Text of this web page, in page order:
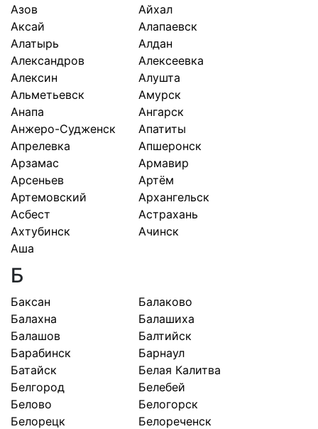
Азов
Айхал
Аксай
Алапаевск
Алатырь
Алдан
Александров
Алексеевка
Алексин
Алушта
Альметьевск
Амурск
Анапа
Ангарск
Анжеро-Судженск
Апатиты
Апрелевка
Апшеронск
Арзамас
Армавир
Арсеньев
Артём
Артемовский
Архангельск
Асбест
Астрахань
Ахтубинск
Ачинск
Аша
Б
Баксан
Балаково
Балахна
Балашиха
Балашов
Балтийск
Барабинск
Барнаул
Батайск
Белая Калитва
Белгород
Белебей
Белово
Белогорск
Белорецк
Белореченск